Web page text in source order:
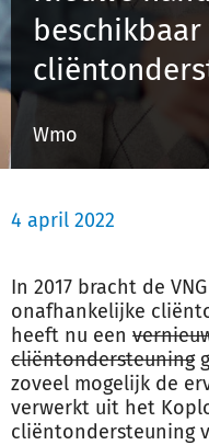
Wmo
4 april 2022
In 2017 bracht de
onafhankelijke
heeft nu een
cliëntondersteuning
zoveel mogelijk de
verwerkt uit het
cliëntondersteuning